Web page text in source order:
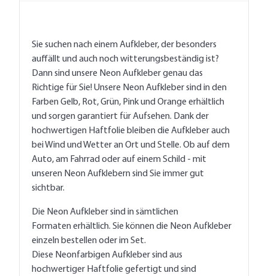
Sie suchen nach einem Aufkleber, der besonders
auffällt und auch noch witterungsbeständig ist?
Dann sind unsere Neon Aufkleber genau das
Richtige für Sie! Unsere Neon Aufkleber sind in den
Farben Gelb, Rot, Grün, Pink und Orange erhältlich
und sorgen garantiert für Aufsehen. Dank der
hochwertigen Haftfolie bleiben die Aufkleber auch
bei Wind und Wetter an Ort und Stelle. Ob auf dem
Auto, am Fahrrad oder auf einem Schild - mit
unseren Neon Aufklebern sind Sie immer gut
sichtbar.
Die Neon Aufkleber sind in sämtlichen
Formaten erhältlich. Sie können die Neon Aufkleber
einzeln bestellen oder im Set.
Diese Neonfarbigen Aufkleber sind aus
hochwertiger Haftfolie gefertigt und sind